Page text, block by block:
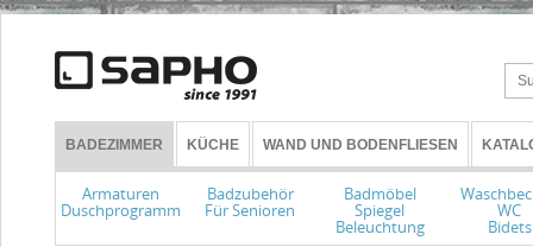
BADEZIMMER KÜCHE WAND UND BODENFLIESEN
Armaturen
Duschprogramm
Badzubehör
Für Senioren
Badmöbel
Spiegel
Beleuchtung
WC
Bidets